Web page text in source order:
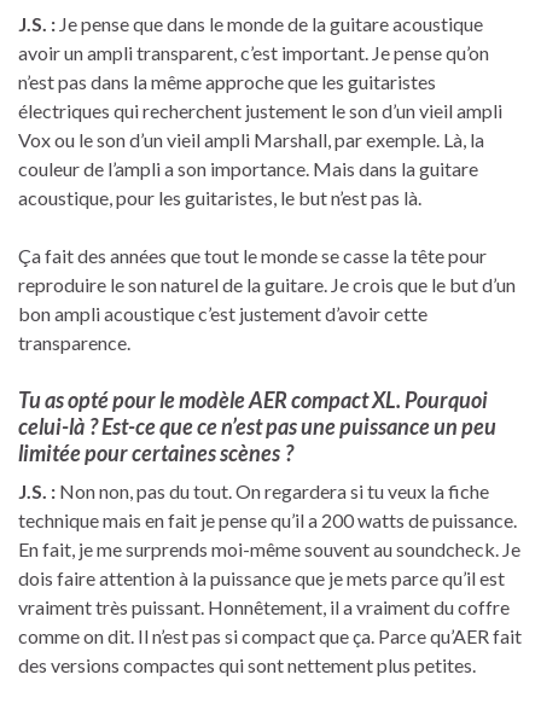
J.S. : Je pense que dans le monde de la guitare acoustique
avoir un ampli transparent, c’est important. Je pense qu’on
n’est pas dans la même approche que les guitaristes
électriques qui recherchent justement le son d’un vieil ampli
Vox ou le son d’un vieil ampli Marshall, par exemple. Là, la
couleur de l’ampli a son importance. Mais dans la guitare
acoustique, pour les guitaristes, le but n’est pas là.
Ça fait des années que tout le monde se casse la tête pour
reproduire le son naturel de la guitare. Je crois que le but d’un
bon ampli acoustique c’est justement d’avoir cette
transparence.
Tu as opté pour le modèle AER compact XL. Pourquoi
celui-là ? Est-ce que ce n’est pas une puissance un peu
limitée pour certaines scènes ?
J.S. : Non non, pas du tout. On regardera si tu veux la fiche
technique mais en fait je pense qu’il a 200 watts de puissance.
En fait, je me surprends moi-même souvent au soundcheck. Je
dois faire attention à la puissance que je mets parce qu’il est
vraiment très puissant. Honnêtement, il a vraiment du coffre
comme on dit. Il n’est pas si compact que ça. Parce qu’AER fait
des versions compactes qui sont nettement plus petites.